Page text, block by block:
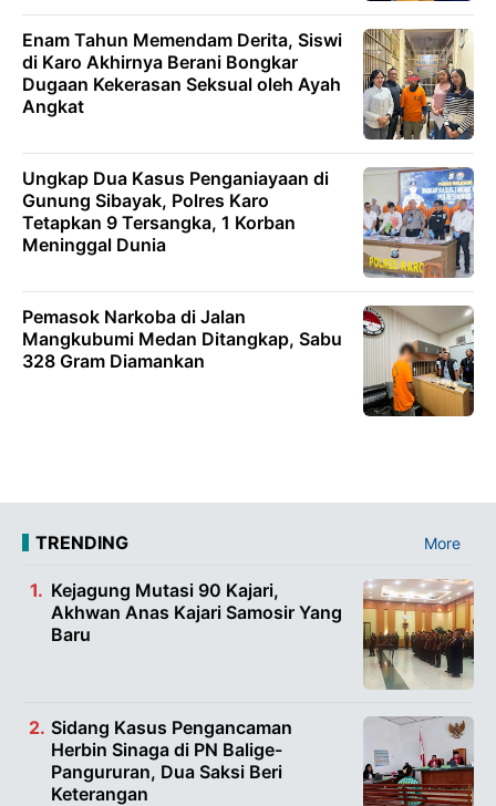
Enam Tahun Memendam Derita, Siswi
di Karo Akhirnya Berani Bongkar
Dugaan Kekerasan Seksual oleh Ayah
Angkat
Ungkap Dua Kasus Penganiayaan di
Gunung Sibayak, Polres Karo
Tetapkan 9 Tersangka, 1 Korban
Meninggal Dunia
Pemasok Narkoba di Jalan
Mangkubumi Medan Ditangkap, Sabu
328 Gram Diamankan
TRENDING More
Kejagung Mutasi 90 Kajari,
Akhwan Anas Kajari Samosir Yang
Baru
Sidang Kasus Pengancaman
Herbin Sinaga di PN Balige-
Pangururan, Dua Saksi Beri
Keterangan